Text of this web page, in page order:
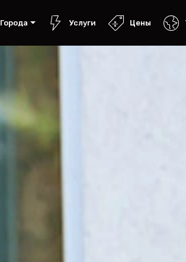
Города Услуги Цены